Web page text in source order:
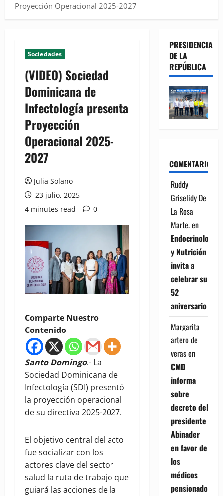
Proyección Operacional 2025-2027
Sociedades
(VIDEO) Sociedad
Dominicana de
Infectología presenta
Proyección
Operacional 2025-
2027
Julia Solano
23 julio, 2025
4 minutes read
0
Comparte Nuestro
Contenido
Santo Domingo.- La
Sociedad Dominicana de
Infectología (SDI) presentó
la proyección operacional
de su directiva 2025-2027.
El objetivo central del acto
fue socializar con los
actores clave del sector
salud la ruta de trabajo que
guiará las acciones de la
PRESIDENCIA
DE LA
REPÚBLICA
COMENTARIOS
Ruddy
Griselidy De
La Rosa
Marte.en
Endocrinología
y Nutrición
invita a
celebrar su
52
aniversario
Margarita
artero de
verasen
CMD
informa
sobre
decreto del
presidente
Abinader
en favor de
los
médicos
pensionados